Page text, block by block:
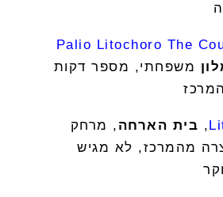
Palio Litochoro The
משפחתי, מספר דקות
, בית הארחה , מרחק
מהמרכז, לא מגיש